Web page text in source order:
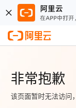
非常抱歉
该页面暂时无法访问